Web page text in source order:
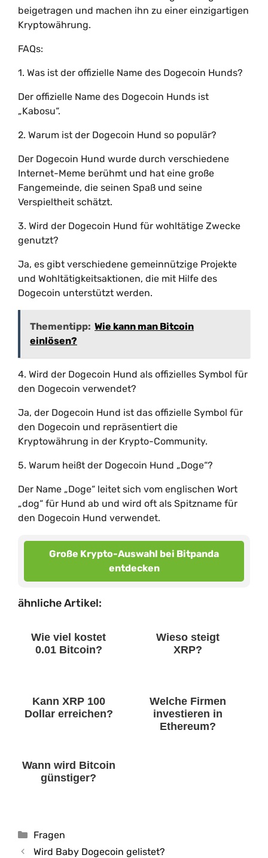
beigetragen und machen ihn zu einer einzigartigen
Kryptowährung.
FAQs:
1. Was ist der offizielle Name des Dogecoin Hunds?
Der offizielle Name des Dogecoin Hunds ist
„Kabosu“.
2. Warum ist der Dogecoin Hund so populär?
Der Dogecoin Hund wurde durch verschiedene
Internet-Meme berühmt und hat eine große
Fangemeinde, die seinen Spaß und seine
Verspieltheit schätzt.
3. Wird der Dogecoin Hund für wohltätige Zwecke
genutzt?
Ja, es gibt verschiedene gemeinnützige Projekte
und Wohltätigkeitsaktionen, die mit Hilfe des
Dogecoin unterstützt werden.
Thementipp: Wie kann man Bitcoin
einlösen?
4. Wird der Dogecoin Hund als offizielles Symbol für
den Dogecoin verwendet?
Ja, der Dogecoin Hund ist das offizielle Symbol für
den Dogecoin und repräsentiert die
Kryptowährung in der Krypto-Community.
5. Warum heißt der Dogecoin Hund „Doge“?
Der Name „Doge“ leitet sich vom englischen Wort
„dog“ für Hund ab und wird oft als Spitzname für
den Dogecoin Hund verwendet.
Große Krypto-Auswahl bei Bitpanda
entdecken
ähnliche Artikel:
Wie viel kostet
0.01 Bitcoin?
Wieso steigt
XRP?
Kann XRP 100
Dollar erreichen?
Welche Firmen
investieren in
Ethereum?
Wann wird Bitcoin
günstiger?
Kategorien
Fragen
Wird Baby Dogecoin gelistet?